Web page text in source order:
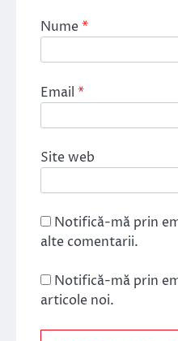
Nume*
Email *
Site web
Notifică-mă prin
alte comentarii.
Notifică-mă prin
articole noi.